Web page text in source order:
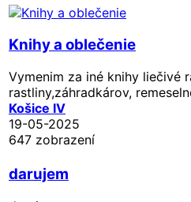
Knihy a oblečenie
Vymenim za iné knihy liečivé
rastliny,záhradkárov,
Košice IV
19-05-2025
647 zobrazení
darujem